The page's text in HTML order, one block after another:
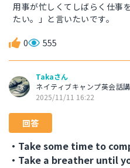
用事が忙しくてしばらく仕事
たい。」と言いたいです。
0 555
Takaさん
ネイティブキャンプ英会話
2025/11/11 16:22
回答
・Take some time to
・Take a breather until